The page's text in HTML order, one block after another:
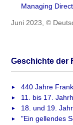
Managing
Juni 2023, ©
Geschichte der
440 Jahre
11. bis 17.
18. und 19.
"Ein gellendes